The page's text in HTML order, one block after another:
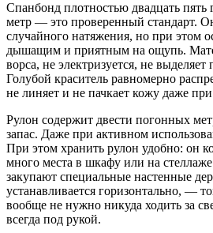
Спанбонд плотностью двадцать пять
метр — это проверенный стандарт.
случайного натяжения, но при этом
дышащим и приятным на ощупь.
ворса, не электризуется, не выделяет
Голубой краситель равномерно
не линяет и не пачкает кожу даже
Рулон содержит двести погонных
запас. Даже при активном
При этом хранить рулон удобно: он
много места в шкафу или на
закупают специальные настенные
устанавливается горизонтально, —
вообще не нужно никуда ходить за
всегда под рукой.